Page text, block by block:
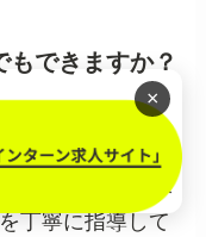
できますか？
することは可能
としており、入
丁寧に指導して
×